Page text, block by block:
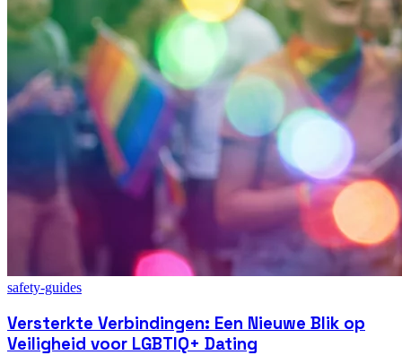
safety-guides
Versterkte Verbindingen: Een Nieuwe Blik op
Veiligheid voor LGBTIQ+ Dating